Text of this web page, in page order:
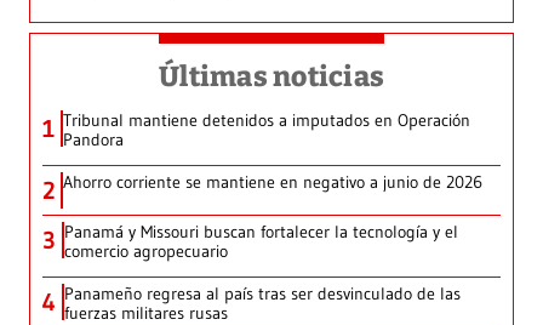
Últimas noticias
1 Tribunal mantiene detenidos a imputados en Operación
Pandora
2 Ahorro corriente se mantiene en negativo a junio de 2026
3 Panamá y Missouri buscan fortalecer la tecnología y el
comercio agropecuario
4 Panameño regresa al país tras ser desvinculado de las
fuerzas militares rusas